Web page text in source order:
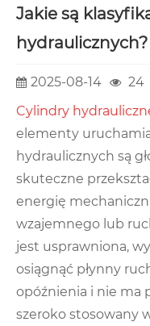
Jakie są
hydraulicznych?
2025-08-14 24
Cylindry
elementy
hydraulicznych są
skuteczne
energię
wzajemnego lub
jest usprawniona,
osiągnąć płynny
opóźnienia i nie ma
szeroko stosowany